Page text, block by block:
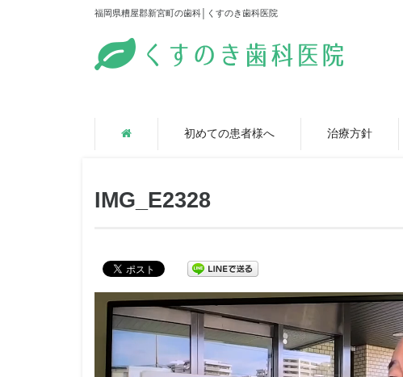
福岡県糟屋郡新宮町の歯科│くすのき歯科医院
初めての患者様へ 治療方針
IMG_E2328